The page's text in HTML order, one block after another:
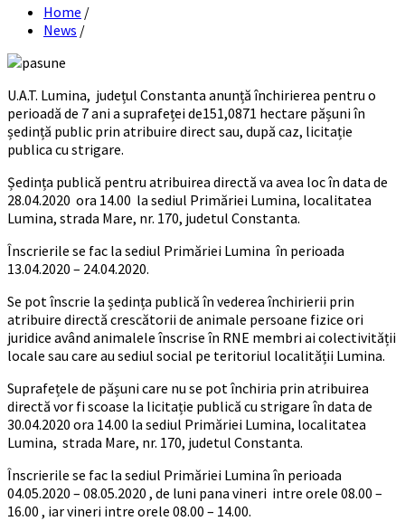
Home /
News /
U.A.T. Lumina, județul Constanta anunță închirierea pentru o
perioadă de 7 ani a suprafeței de151,0871 hectare pășuni în
ședință public prin atribuire direct sau, după caz, licitație
publica cu strigare.
Ședința publică pentru atribuirea directă va avea loc în data de
28.04.2020 ora 14.00 la sediul Primăriei Lumina, localitatea
Lumina, strada Mare, nr. 170, judetul Constanta.
Înscrierile se fac la sediul Primăriei Lumina în perioada
13.04.2020 – 24.04.2020.
Se pot înscrie la ședința publică în vederea închirierii prin
atribuire directă crescătorii de animale persoane fizice ori
juridice având animalele înscrise în RNE membri ai colectivității
locale sau care au sediul social pe teritoriul localității Lumina.
Suprafețele de pășuni care nu se pot închiria prin atribuirea
directă vor fi scoase la licitație publică cu strigare în data de
30.04.2020 ora 14.00 la sediul Primăriei Lumina, localitatea
Lumina, strada Mare, nr. 170, judetul Constanta.
Înscrierile se fac la sediul Primăriei Lumina în perioada
04.05.2020 – 08.05.2020 , de luni pana vineri intre orele 08.00 –
16.00 , iar vineri intre orele 08.00 – 14.00.